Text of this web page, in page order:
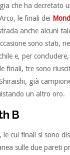
che ha decretato
le finali dei
anche alcuni
sono stati,
e, per
finali, tre sono
già
un altro oro.
B
le cui finali si sono
sulle due pareti